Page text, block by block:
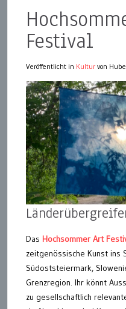
Festival
Veröffentlicht in Kultur von
Das Hochsommer Art
zeitgenössische Kunst ins
Südoststeiermark,
Grenzregion. Ihr könnt
zu gesellschaftlich